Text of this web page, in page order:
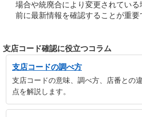
場合や統廃合により変更されてい
前に最新情報を確認することが重要
支店コード確認に役立つコラム
支店コードの調べ方
支店コードの意味、調べ方、店番との
点を解説します。